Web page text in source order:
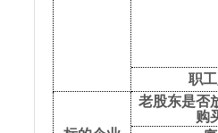
职
老股东是否
购